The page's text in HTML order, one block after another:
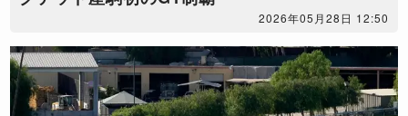
2026年05月28日 12:50